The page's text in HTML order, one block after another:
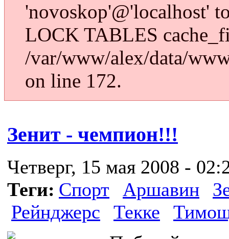
'novoskop'@'localhost'
LOCK TABLES
/var/www/alex/data/
on line 172.
Зенит - чемпион!!!
Четверг, 15 мая 2008 -
Теги: Спорт Аршавин
Рейнджерс
Текке